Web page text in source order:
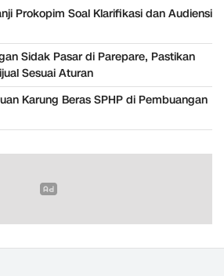
Prokopim Soal Klarifikasi dan Audiensi
Sidak Pasar di Parepare, Pastikan
Sesuai Aturan
Karung Beras SPHP di Pembuangan